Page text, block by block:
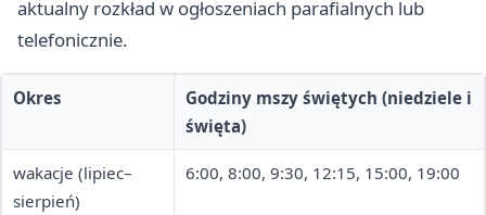
aktualny rozkład w ogłoszeniach parafialnych lub
telefonicznie.
Okres
Godziny mszy świętych (niedziele i
święta)
wakacje (lipiec–
sierpień)
6:00, 8:00, 9:30, 12:15, 15:00, 19:00